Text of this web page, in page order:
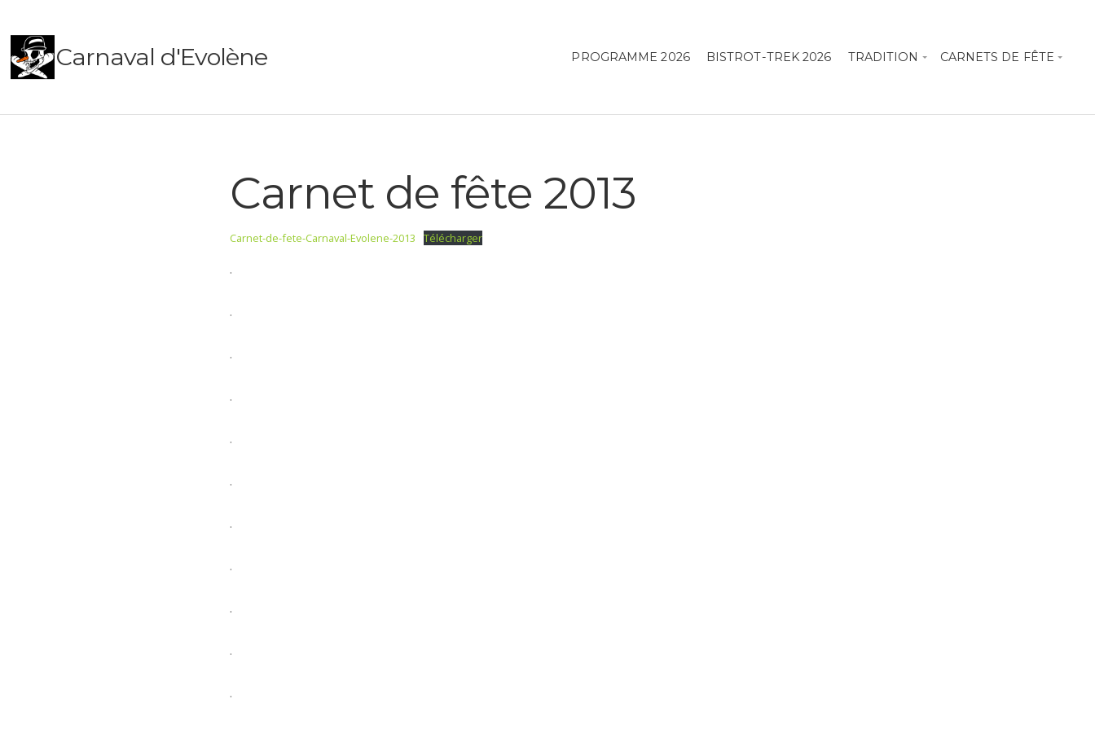
Carnaval d'Evolène PROGRAMME 2026 BISTROT-TREK 2026 TRADITION CARNETS DE FÊTE
Carnet de fête 2013
Carnet-de-fete-Carnaval-Evolene-2013 Télécharger
.
.
.
.
.
.
.
.
.
.
.